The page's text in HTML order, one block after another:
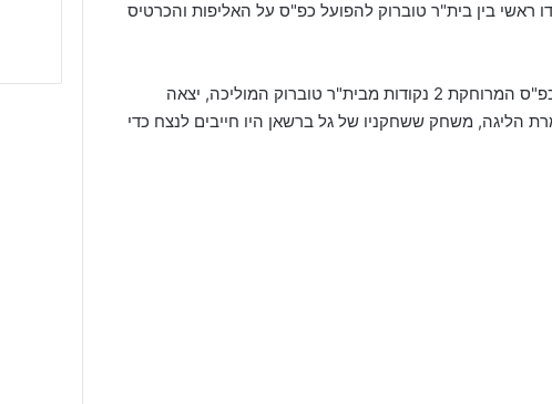
ראשי בין בית"ר טוברוק להפועל כפ"ס על האליפות והכרטיס
ערב המחזור ה-20, 7 מחזורים לסיום העונה, הפועל כפ"ס המרוחקת 2 נקודות מבית"ר טוברוק המוליכה, יצאה
הליגה, משחק ששחקניו של גל ברשאן היו חייבים לנצח כדי